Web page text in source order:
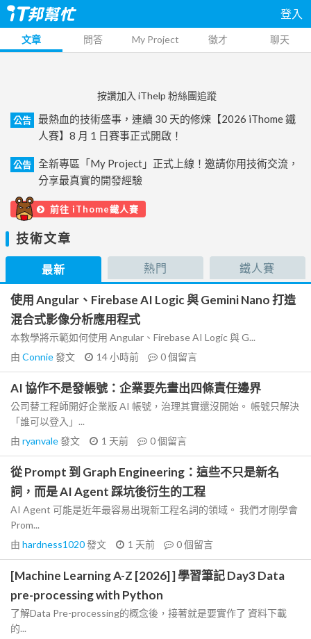
登入
文章 問答 My Project 徵才 聊天
按讚加入 iThelp 粉絲團追蹤
公告
最熱血的技術盛事，連續 30 天的修煉【2026 iThome 鐵
人賽】8 月 1 日賽事正式開啟！
公告
全新專區「My Project」正式上線！邀請你用技術交流，
分享最真實的開發經驗
前往 iThome鐵人賽
技術文章
最新 熱門 鐵人賽
使用 Angular、Firebase AI Logic 與 Gemini Nano 打造
混合式影像分析應用程式
本教學將示範如何使用 Angular、Firebase AI Logic 與 G...
由 Connie發文 14 小時前 0個留言
AI 協作不是發帳號：企業要先畫出四條責任邊界
公司替工程師開好企業版 AI 帳號，治理其實還沒開始。 帳號只解決
「誰可以登入」...
由 ryanvale發文 1 天前 0個留言
從 Prompt 到 Graph Engineering：這些不只是新名
詞，而是 AI Agent 踩坑後衍生的工程
AI Agent 可能是近年最容易出現新工程名詞的領域。 我們才剛學會
Prom...
由 hardness1020發文 1 天前 0個留言
[Machine Learning A-Z [2026] ] 學習筆記 Day3 Data
pre-processing with Python
了解Data Pre-processing的概念後，接著就是要實作了 資料下載
的...